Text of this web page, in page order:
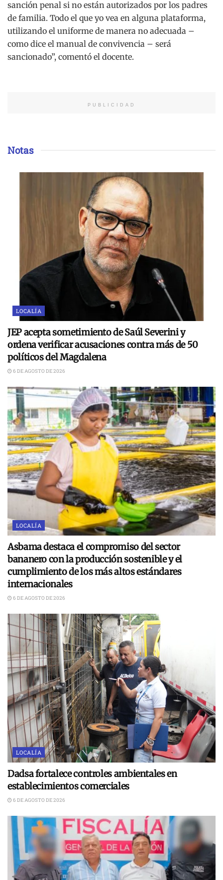
sanción penal si no están autorizados por los padres
de familia. Todo el que yo vea en alguna plataforma,
utilizando el uniforme de manera no adecuada –
como dice el manual de convivencia – será
sancionado”, comentó el docente.
PUBLICIDAD
Notas
LOCALÍA
JEP acepta sometimiento de Saúl Severini y
ordena verificar acusaciones contra más de 50
políticos del Magdalena
6 DE AGOSTO DE 2026
LOCALÍA
Asbama destaca el compromiso del sector
bananero con la producción sostenible y el
cumplimiento de los más altos estándares
internacionales
6 DE AGOSTO DE 2026
LOCALÍA
Dadsa fortalece controles ambientales en
establecimientos comerciales
6 DE AGOSTO DE 2026